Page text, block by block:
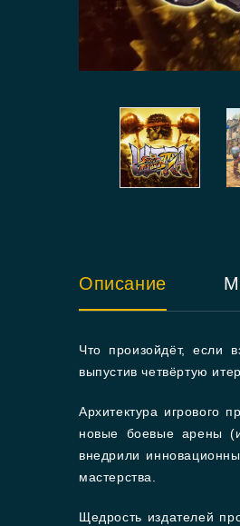
Описание
Что произойдёт, если
выпустив четвёртую
Архитектура игрового
новые боевые арены
внедрили
мастерства.
Щедрость издателей